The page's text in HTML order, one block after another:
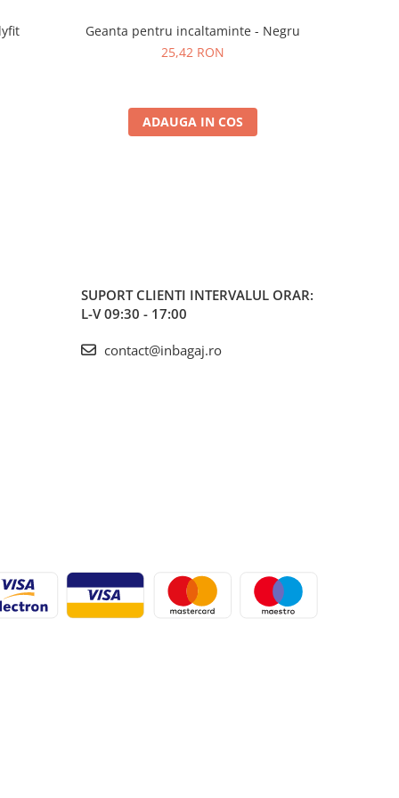
Geanta pentru incaltaminte - Negru
25,42 RON
ADAUGA IN COS
SUPORT CLIENTI INTERVALUL ORAR:
L-V 09:30 - 17:00
contact@inbagaj.ro